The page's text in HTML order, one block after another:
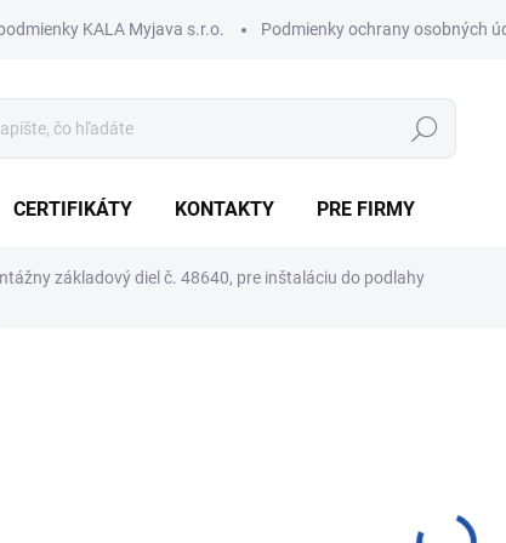
KALA Myjava s.r.o. Podmienky ochrany osobných
Hľadať
CERTIFIKÁTY KONTAKTY PRE FIRMY
základový diel č. 48640, pre inštaláciu do podlahy